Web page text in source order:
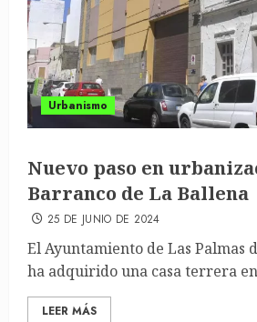
Urbanismo
Nuevo paso en
Barranco de La Ballena
25 DE JUNIO DE 2024
El Ayuntamiento de Las Palmas
ha adquirido una casa terrera
LEER MÁS